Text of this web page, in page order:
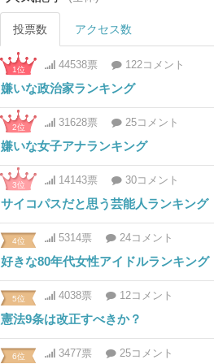
投票数 アクセス数
1位 44538票 122コメント
嫌いな政治家ランキング
2位 31628票 25コメント
嫌いな女子アナランキング
3位 14143票 30コメント
サイコパスだと思う芸能人ランキング
4位 5314票 24コメント
好きな80年代女性アイドルランキング
5位 4038票 12コメント
憲法9条は改正すべきか？
6位 3477票 25コメント